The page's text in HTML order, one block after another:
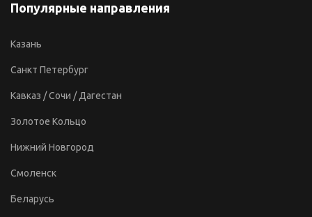
Популярные направления
Казань
Санкт Петербург
Кавказ / Сочи / Дагестан
Золотое Кольцо
Нижний Новгород
Смоленск
Беларусь